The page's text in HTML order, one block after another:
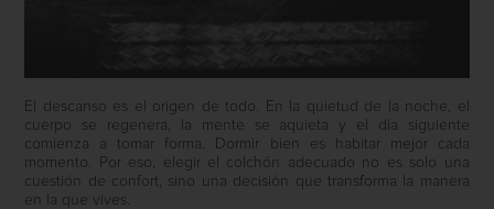
El descanso es el origen de todo. En la quietud de la noche, el
cuerpo se regenera, la mente se aquieta y el día siguiente
comienza a tomar forma. Dormir bien es habitar mejor cada
momento. Por eso, elegir el colchón adecuado no es solo una
cuestión de confort, sino una decisión que transforma la manera
en la que vives.